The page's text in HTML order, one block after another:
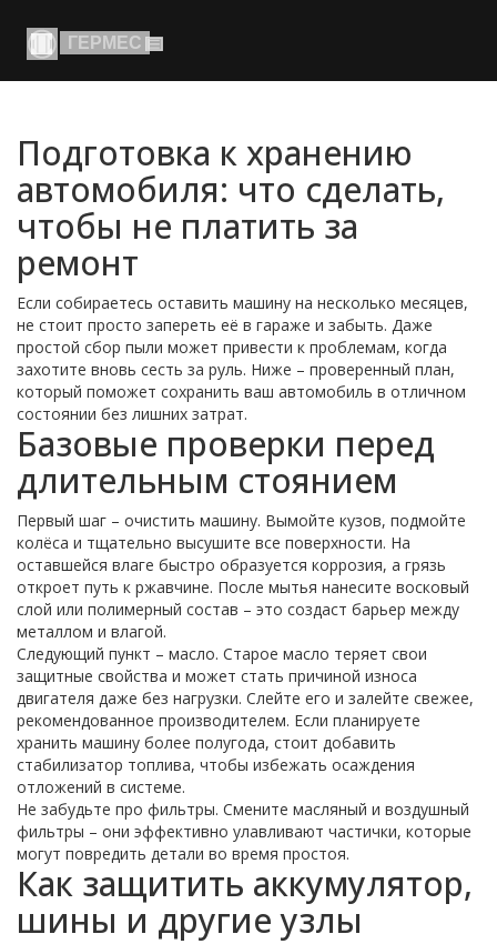
Подготовка к хранению
автомобиля: что сделать,
чтобы не платить за
ремонт
Если собираетесь оставить машину на несколько месяцев,
не стоит просто запереть её в гараже и забыть. Даже
простой сбор пыли может привести к проблемам, когда
захотите вновь сесть за руль. Ниже – проверенный план,
который поможет сохранить ваш автомобиль в отличном
состоянии без лишних затрат.
Базовые проверки перед
длительным стоянием
Первый шаг – очистить машину. Вымойте кузов, подмойте
колёса и тщательно высушите все поверхности. На
оставшейся влаге быстро образуется коррозия, а грязь
откроет путь к ржавчине. После мытья нанесите восковый
слой или полимерный состав – это создаст барьер между
металлом и влагой.
Следующий пункт – масло. Старое масло теряет свои
защитные свойства и может стать причиной износа
двигателя даже без нагрузки. Слейте его и залейте свежее,
рекомендованное производителем. Если планируете
хранить машину более полугода, стоит добавить
стабилизатор топлива, чтобы избежать осаждения
отложений в системе.
Не забудьте про фильтры. Смените масляный и воздушный
фильтры – они эффективно улавливают частички, которые
могут повредить детали во время простоя.
Как защитить аккумулятор,
шины и другие узлы